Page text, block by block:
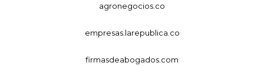
agronegocios.co
empresas.larepublica.co
firmasdeabogados.com